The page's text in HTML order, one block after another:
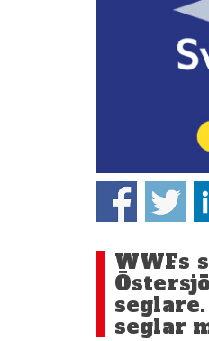
WWFs
seglar